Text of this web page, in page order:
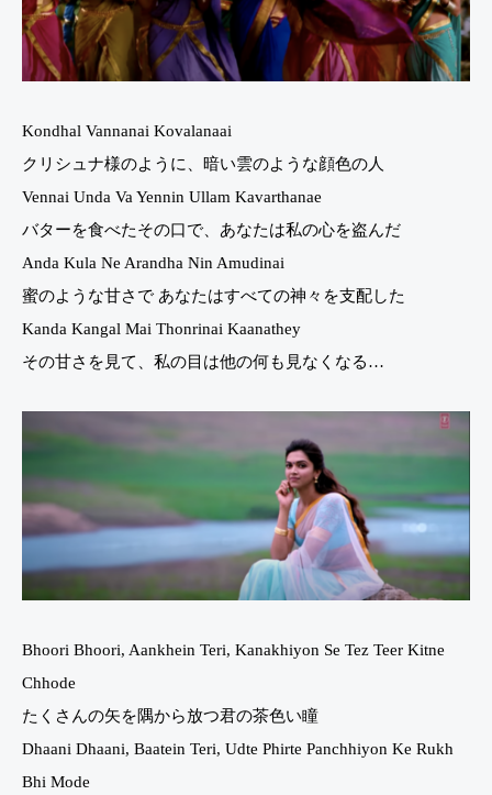
Kondhal Vannanai Kovalanaai
クリシュナ様のように、暗い雲のような顔色の人
Vennai Unda Va Yennin Ullam Kavarthanae
バターを食べたその口で、あなたは私の心を盗んだ
Anda Kula Ne Arandha Nin Amudinai
蜜のような甘さで あなたはすべての神々を支配した
Kanda Kangal Mai Thonrinai Kaanathey
その甘さを見て、私の目は他の何も見なくなる…
Bhoori Bhoori, Aankhein Teri, Kanakhiyon Se Tez Teer Kitne
Chhode
たくさんの矢を隅から放つ君の茶色い瞳
Dhaani Dhaani, Baatein Teri, Udte Phirte Panchhiyon Ke Rukh
Bhi Mode